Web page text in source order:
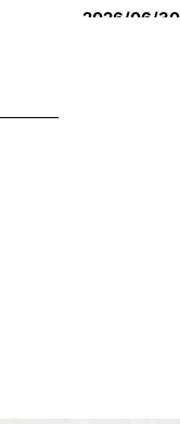
2026/06/30